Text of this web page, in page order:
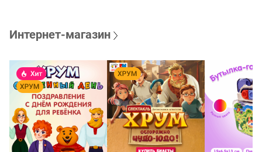
Интернет-магазин